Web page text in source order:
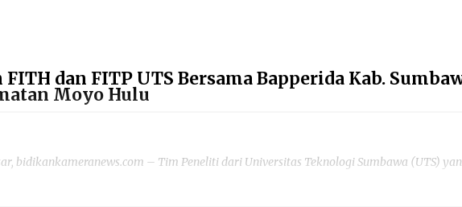
dan FITP UTS Bersama Bapperida Kab.
Moyo Hulu
bidikankameranews.com – Tim Peneliti dari Universitas Teknologi Sumbawa (UTS)